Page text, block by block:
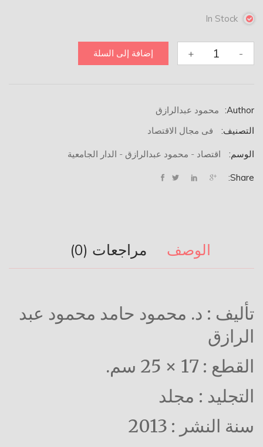
In Stock
+
الاقتصاد
- إضافة إلى السلة
Author:
محمود عبدالرازق
التصنيف:
فى مجال الاقتصاد
الوسم: اقتصاد - محمود عبدالرازق - الدار الجامعية
Share:
الوصف مراجعات (0)
تأليف : د. محمود حامد محمود عبد
الرازق
القطع : 17 × 25 سم.
التجليد : مجلد
سنة النشر : 2013